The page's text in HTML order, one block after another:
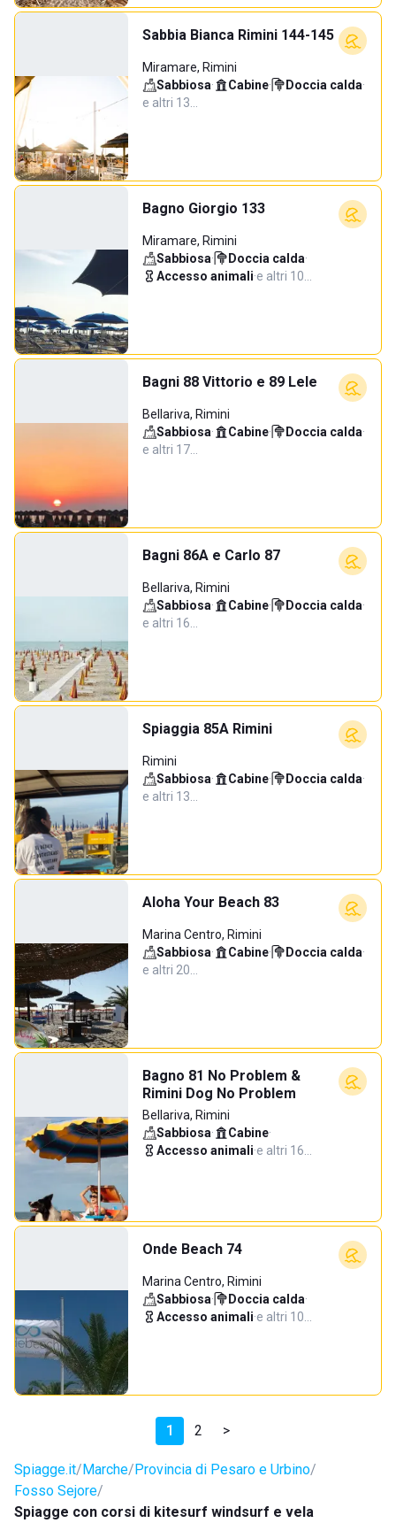
Sabbia Bianca Rimini 144-145
Miramare, Rimini
Sabbiosa· Cabine· Doccia calda·
e altri 13…
Bagno Giorgio 133
Miramare, Rimini
Sabbiosa· Doccia calda·
Accesso animali·e altri 10…
Bagni 88 Vittorio e 89 Lele
Bellariva, Rimini
Sabbiosa· Cabine· Doccia calda·
e altri 17…
Bagni 86A e Carlo 87
Bellariva, Rimini
Sabbiosa· Cabine· Doccia calda·
e altri 16…
Spiaggia 85A Rimini
Rimini
Sabbiosa· Cabine· Doccia calda·
e altri 13…
Aloha Your Beach 83
Marina Centro, Rimini
Sabbiosa· Cabine· Doccia calda·
e altri 20…
Bagno 81 No Problem &
Rimini Dog No Problem
Bellariva, Rimini
Sabbiosa· Cabine·
Accesso animali·e altri 16…
Onde Beach 74
Marina Centro, Rimini
Sabbiosa· Doccia calda·
Accesso animali·e altri 10…
1 2 >
Spiagge.it Marche Provincia di Pesaro e Urbino
Fosso Sejore
Spiagge con corsi di kitesurf windsurf e vela